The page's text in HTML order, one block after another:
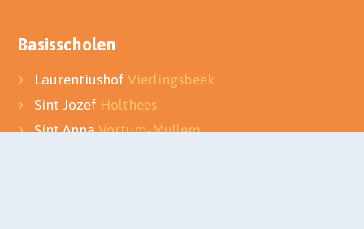
Basisscholen
LaurentiushofVierlingsbeek
Sint Jozef Holthees
Sint AnnaVortum-Mullem